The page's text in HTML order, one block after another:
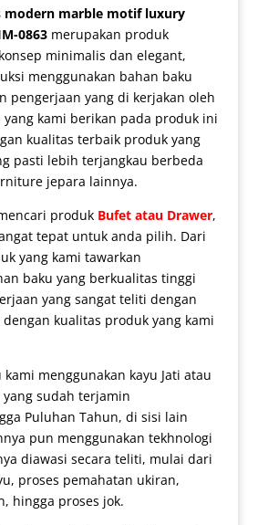
modern marble motif luxury
0863merupakan produk
minimalis dan elegant,
menggunakan bahan baku
pengerjaan yang di kerjakan oleh
yang kami berikan pada produk ini
kualitas terbaik produk yang
pasti lebih terjangkau berbeda
jepara lainnya.
produk Bufet atau Drawer,
tepat untuk anda pilih. Dari
yang kami tawarkan
baku yang berkualitas tinggi
yang sangat teliti dengan
kualitas produk yang kami
menggunakan kayu Jati atau
sudah terjamin
Puluhan Tahun, di sisi lain
pun menggunakan tekhnologi
diawasi secara teliti, mulai dari
proses pemahatan ukiran,
hingga proses jok.